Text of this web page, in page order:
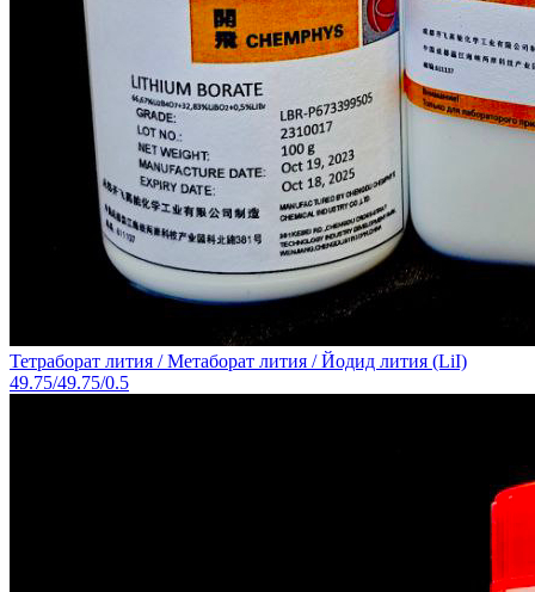
Тетраборат лития / Метаборат лития / Йодид лития (LiI)
49.75/49.75/0.5